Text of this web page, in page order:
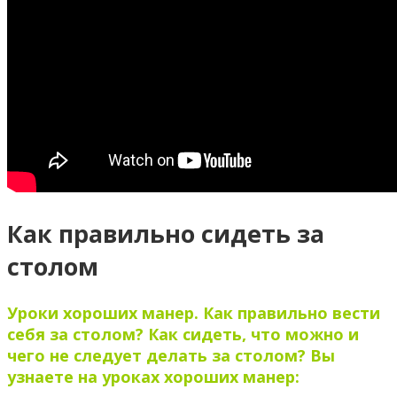
Как правильно сидеть за
столом
Уроки хороших манер. Как правильно вести
себя за столом? Как сидеть, что можно и
чего не следует делать за столом? Вы
узнаете на уроках хороших манер: